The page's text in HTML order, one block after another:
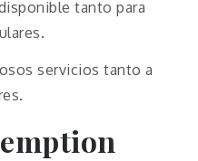
tanto para
servicios tanto a